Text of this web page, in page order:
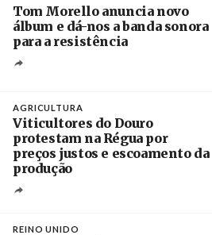
Tom Morello anuncia novo
álbum e dá-nos a banda sonora
para a resistência
AGRICULTURA
Viticultores do Douro
protestam na Régua por
preços justos e escoamento da
produção
REINO UNIDO